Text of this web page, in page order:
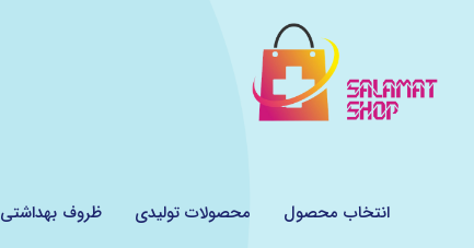
انتخاب محصول محصولات تولیدی ظروف بهداشتی